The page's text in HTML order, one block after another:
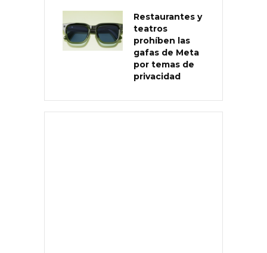
Restaurantes y
teatros
prohíben las
gafas de Meta
por temas de
privacidad